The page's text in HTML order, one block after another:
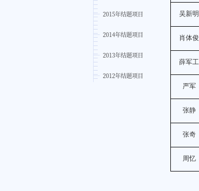
2015年结题项目
2014年结题项目
2013年结题项目
2012年结题项目
吴新明
肖体俊
薛军工
严军
张静
张奇
周忆